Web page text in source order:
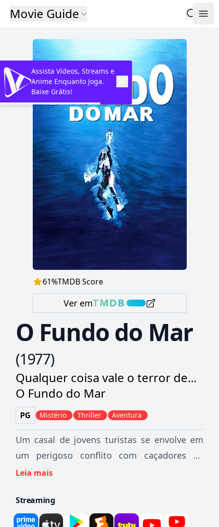
Movie Guide
61%TMDB Score
Ver em
O Fundo do Mar
(1977)
Qualquer coisa vale o terror de...
O Fundo do Mar
PG Mistério Thriller Aventura
Um casal de jovens turistas se envolve em
um perigoso conflito com caçadores de
tesouros quando eles descobrem a
Bermudas. Com longas sequências
subaquáticas e um olhar sobre os assuntos
Leia mais
Streaming
Assista Vídeos, Streams e
Anime Enquanto Joga.
Baixe Grátis!